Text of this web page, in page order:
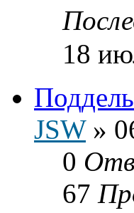
18
JSW»
0
67